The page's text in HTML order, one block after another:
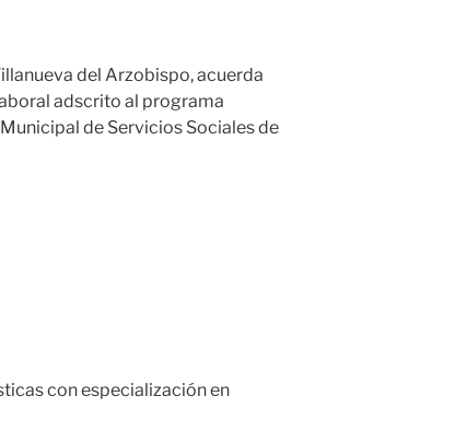
del Arzobispo, acuerda
adscrito al programa
de Servicios Sociales de
con especialización en